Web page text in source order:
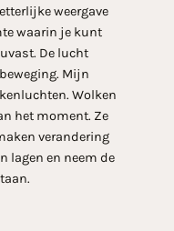
weergave
waarin je kunt
De lucht
Mijn
Wolken
het moment. Ze
verandering
lagen en neem de